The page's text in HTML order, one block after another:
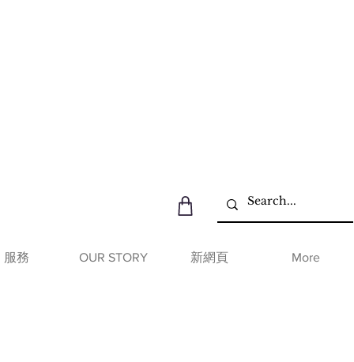
服務 OUR STORY 新網頁 More